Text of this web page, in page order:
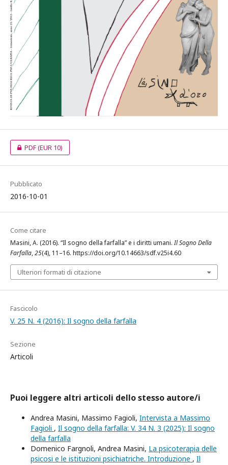
PDF(EUR 10)
Pubblicato
2016-10-01
Come citare
Masini, A. (2016). “Il sogno della farfalla” e i diritti umani.Il Sogno Della
Farfalla,25(4), 11–16. https://doi.org/10.14663/sdf.v25i4.60
Ulteriori formati di citazione
Fascicolo
V. 25 N. 4 (2016): Il sogno della farfalla
Sezione
Articoli
Puoi leggere altri articoli dello stesso autore/i
Andrea Masini, Massimo Fagioli, Intervista a Massimo
Fagioli , Il sogno della farfalla: V. 34 N. 3 (2025): Il sogno
della farfalla
Domenico Fargnoli, Andrea Masini, La psicoterapia delle
psicosi e le istituzioni psichiatriche. Introduzione , Il